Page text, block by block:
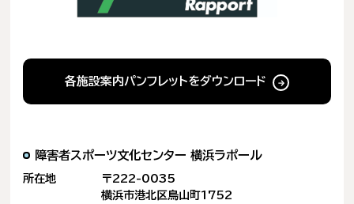
各施設案内パンフレットをダウンロード
障害者スポーツ文化センター横浜ラポール
所在地
〒222-0035
横浜市港北区鳥山町1752